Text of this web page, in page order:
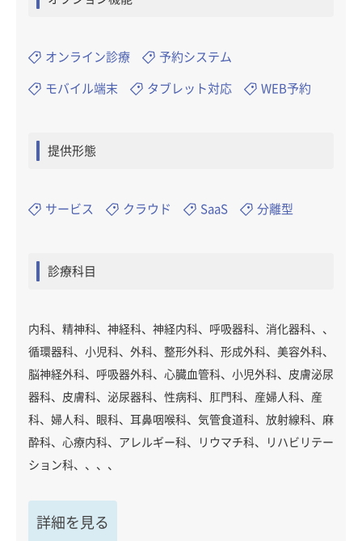
オンライン診療 予約システム
モバイル端末 タブレット対応 WEB予約
提供形態
サービス クラウド SaaS 分離型
診療科目
内科、精神科、神経科、神経内科、呼吸器科、消化器科、、
循環器科、小児科、外科、整形外科、形成外科、美容外科、
脳神経外科、呼吸器外科、心臓血管科、小児外科、皮膚泌尿
器科、皮膚科、泌尿器科、性病科、肛門科、産婦人科、産
科、婦人科、眼科、耳鼻咽喉科、気管食道科、放射線科、麻
酔科、心療内科、アレルギー科、リウマチ科、リハビリテー
ション科、、、、
詳細を見る